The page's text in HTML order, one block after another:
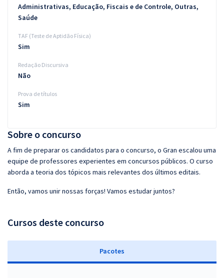
Sobre o concurso
A fim de preparar os candidatos para o concurso, o Gran escalou uma
equipe de professores experientes em concursos públicos. O curso
aborda a teoria dos tópicos mais relevantes dos últimos editais.
Então, vamos unir nossas forças! Vamos estudar juntos?
Cursos deste concurso
Pacotes
Administrativas, Educação, Fiscais e de Controle, Outras,
Saúde
TAF (Teste de Aptidão Física)
Sim
Redação Discursiva
Não
Prova de títulos
Sim